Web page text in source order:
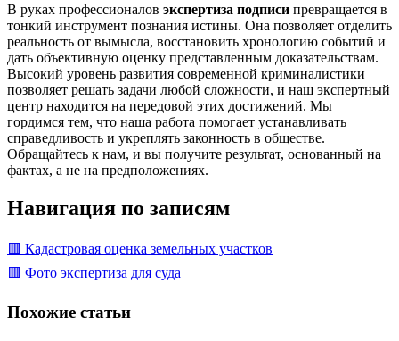
В руках профессионалов экспертиза подписи превращается в
тонкий инструмент познания истины. Она позволяет отделить
реальность от вымысла, восстановить хронологию событий и
дать объективную оценку представленным доказательствам.
Высокий уровень развития современной криминалистики
позволяет решать задачи любой сложности, и наш экспертный
центр находится на передовой этих достижений. Мы
гордимся тем, что наша работа помогает устанавливать
справедливость и укреплять законность в обществе.
Обращайтесь к нам, и вы получите результат, основанный на
фактах, а не на предположениях.
Навигация по записям
🟥 Кадастровая оценка земельных участков
🟥 Фото экспертиза для суда
Похожие статьи